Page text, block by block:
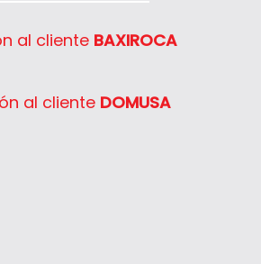
al cliente BAXIROCA
al cliente DOMUSA